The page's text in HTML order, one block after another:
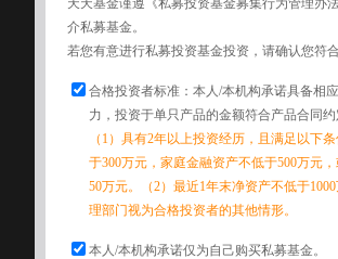
天天基金谨遵《私募投资基金募集行为管理办
介私募基金。
若您有意进行私募投资基金投资，请确认您符
合格投资者标准：本人/本机构承诺具备相
力，投资于单只产品的金额符合产品合同
（1）具有2年以上投资经历，且满足以下
于300万元，家庭金融资产不低于500万元
50万元。（2）最近1年末净资产不低于
理部门视为合格投资者的其他情形。
本人/本机构承诺仅为自己购买私募基金。